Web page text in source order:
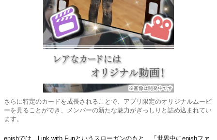
さらに特定のカードを成長されることで、アプリ限定のオリジナルムービ
ーを見ることができ、メンバーの新たな魅力がぎっしりと詰め込まれてい
ます。
enishでは、Link with Funというスローガンのもと、「世界中にenishファ